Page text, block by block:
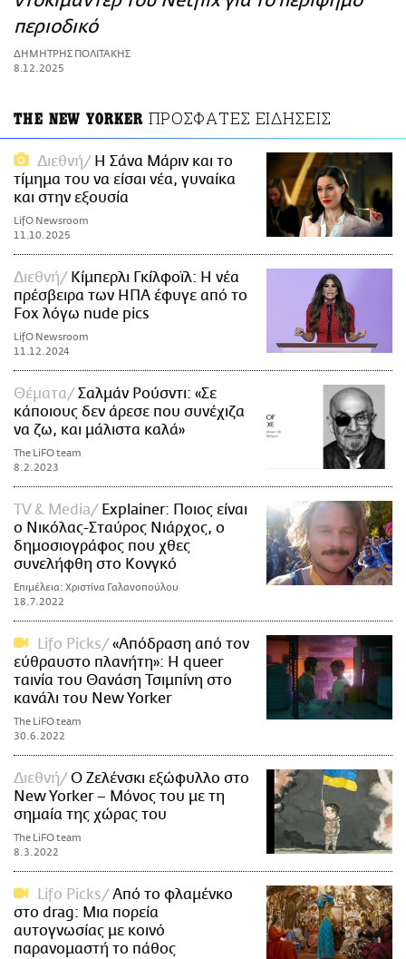
ΑΜΠΑ
PRINT
περιοδικό
ΔΗΜΗΤΡΗΣ ΠΟΛΙΤΑΚΗΣ
8.12.2025
THE NEW YORKER ΠΡΟΣΦΑΤΕΣ ΕΙΔΗΣΕΙΣ
Διεθνή
Η Σάνα Μάριν και το
τίμημα του να είσαι νέα, γυναίκα
και στην εξουσία
LifO Newsroom
11.10.2025
Διεθνή
Κίμπερλι Γκίλφοϊλ: Η νέα
πρέσβειρα των ΗΠΑ έφυγε από το
Fox λόγω nude pics
LifO Newsroom
11.12.2024
Θέματα
Σαλμάν Ρούσντι: «Σε
κάποιους δεν άρεσε που συνέχιζα
να ζω, και μάλιστα καλά»
The LiFO team
8.2.2023
TV & Media
Explainer: Ποιος είναι
ο Νικόλας-Σταύρος Νιάρχος, ο
δημοσιογράφος που χθες
συνελήφθη στο Κονγκό
Επιμέλεια: Χριστίνα Γαλανοπούλου
18.7.2022
Lifo Picks
«Απόδραση από τον
εύθραυστο πλανήτη»: Η queer
ταινία του Θανάση Τσιμπίνη στο
κανάλι του New Yorker
The LiFO team
30.6.2022
Διεθνή
Ο Ζελένσκι εξώφυλλο στο
New Yorker – Μόνος του με τη
σημαία της χώρας του
The LiFO team
8.3.2022
Lifo Picks
Από το φλαμένκο
στο drag: Μια πορεία
αυτογνωσίας με κοινό
παρανομαστή το πάθος